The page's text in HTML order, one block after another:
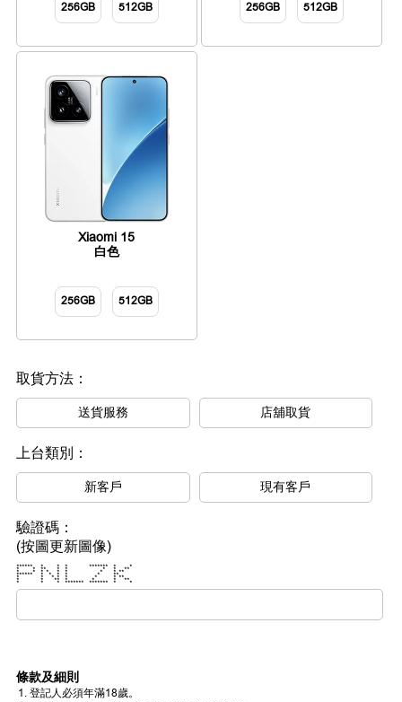
256GB 512GB 256GB 512GB
Xiaomi 15
白色
256GB 512GB
取貨方法：
送貨服務 店舖取貨
上台類別：
新客戶 現有客戶
驗證碼：
(按圖更新圖像)
****** * * * ******* * *
* * ** * * * * **
* * * * * * * * **
****** * * * * * **
* * * * * * * **
* * ** * * * **
* * * ******* ******* * *
條款及細則
登記人必須年滿18歲。